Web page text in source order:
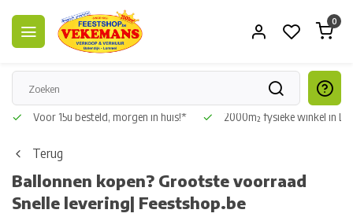
0
Voor 15u besteld, morgen in huis!* 2000m² fysieke winkel in
Terug
Ballonnen kopen? Grootste voorraad
Snelle levering| Feestshop.be